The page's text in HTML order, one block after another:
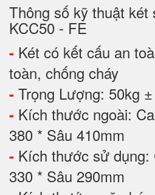
Thông số kỹ thuật két
KCC50 - FE
- Két có kết cấu an
toàn, chống cháy
- Trọng Lượng: 50kg
- Kích thước ngoài:
380 * Sâu 410mm
- Kích thước sử dụng:
330 * Sâu 290mm